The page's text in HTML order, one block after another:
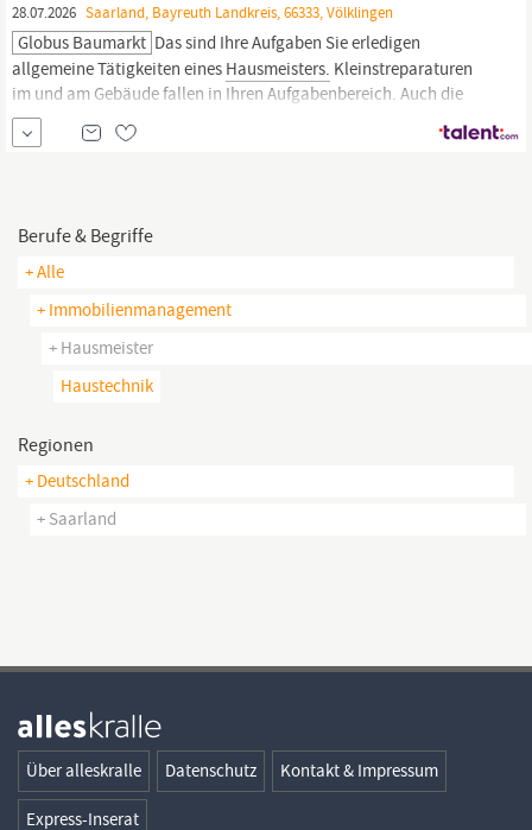
28.07.2026 Saarland, Bayreuth Landkreis, 66333, Völklingen
Globus Baumarkt Das sind Ihre Aufgaben Sie erledigen
allgemeine Tätigkeiten eines Hausmeisters. Kleinstreparaturen
im und am Gebäude fallen in Ihren Aufgabenbereich. Auch die
Koordinierung und das Controlling von Fremdfirmen zählen zu
Ihren Aufgaben. Sie sind für den Austausch von Leuchtmitteln
Berufe & Begriffe
+ Alle
+ Immobilienmanagement
+ Hausmeister
Haustechnik
Regionen
+ Deutschland
+ Saarland
Über alleskralle Datenschutz Kontakt & Impressum
Express-Inserat